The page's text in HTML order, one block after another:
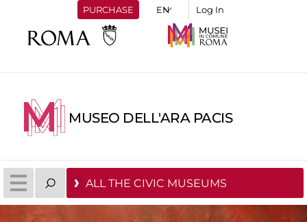
PURCHASE Log In
MUSEO DELL'ARA PACIS
ALL THE CIVIC MUSEUMS